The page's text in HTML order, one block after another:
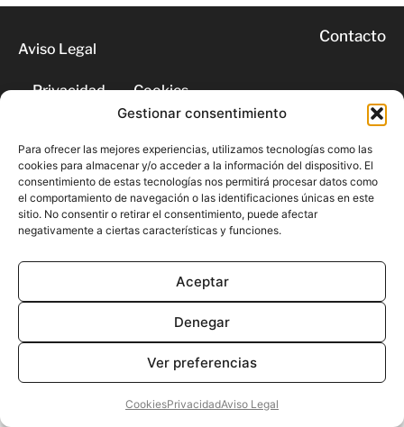
Gestionar consentimiento
Para ofrecer las mejores experiencias, utilizamos tecnologías como las
cookies para almacenar y/o acceder a la información del dispositivo. El
consentimiento de estas tecnologías nos permitirá procesar datos como
el comportamiento de navegación o las identificaciones únicas en este
sitio. No consentir o retirar el consentimiento, puede afectar
negativamente a ciertas características y funciones.
Aceptar
Denegar
Ver preferencias
CookiesPrivacidadAviso Legal
Aviso Legal
Privacidad Cookies
Contacto
© 2026 | Todos los derechos
reservados